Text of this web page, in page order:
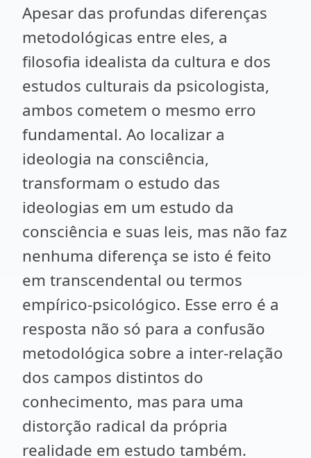
Apesar das profundas diferenças
metodológicas entre eles, a
filosofia idealista da cultura e dos
estudos culturais da psicologista,
ambos cometem o mesmo erro
fundamental. Ao localizar a
ideologia na consciência,
transformam o estudo das
ideologias em um estudo da
consciência e suas leis, mas não faz
nenhuma diferença se isto é feito
em transcendental ou termos
empírico-psicológico. Esse erro é a
resposta não só para a confusão
metodológica sobre a inter-relação
dos campos distintos do
conhecimento, mas para uma
distorção radical da própria
realidade em estudo também.